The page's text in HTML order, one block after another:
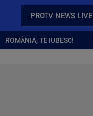
PROTV NEWS LIVE
ROMÂNIA, TE IUBESC!